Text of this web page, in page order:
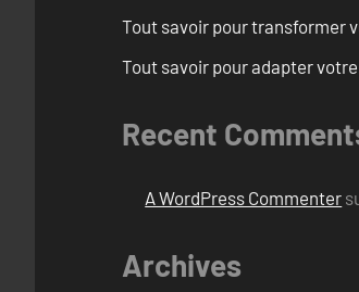
Tout savoir pour transformer
Tout savoir pour adapter
Recent
A WordPress Commenter
Archives